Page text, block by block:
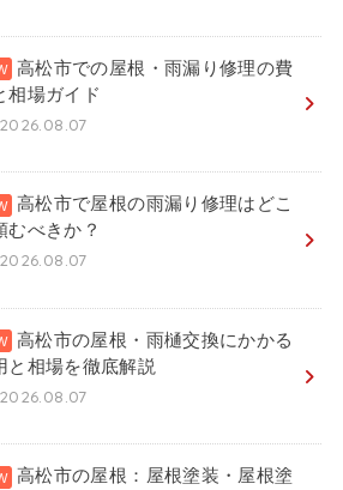
高松市での屋根・雨漏り修理の費
相場ガイド
2026.08.07
高松市で屋根の雨漏り修理はどこ
むべきか？
2026.08.07
高松市の屋根・雨樋交換にかかる
と相場を徹底解説
2026.08.07
高松市の屋根：屋根塗装・屋根塗